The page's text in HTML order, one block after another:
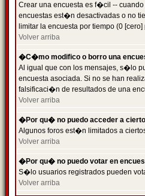
Crear una encuesta es f�cil --
encuestas est�n desactivadas o no
limitar la encuesta por tiempo (0
Volver arriba
�C�mo modifico o borro una
Al igual que con los mensajes, s�lo
encuesta asociada. Si no se han
falsificaci�n de resultados de una
Volver arriba
�Por qu� no puedo acceder a
Algunos foros est�n limitados a
Volver arriba
�Por qu� no puedo votar en
S�lo usuarios registrados pueden
Volver arriba